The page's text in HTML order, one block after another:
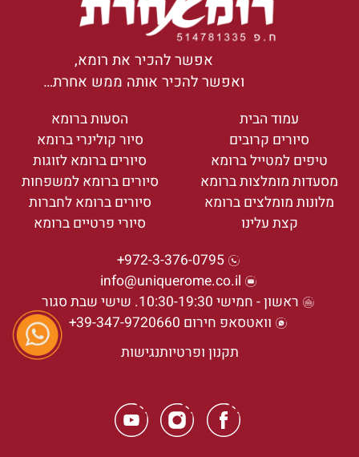
אפשר להכיר את רומא,
ואפשר להכיר אותה ממש אחרת…
עמוד הבית
סיורים קרובים
טיפים למטייל ברומא
מסעדות מומלצות ברומא
מלונות מומלצים ברומא
קצת עלינו
הסעות ברומא
סיור קולינרי ברומא
סיורים ברומא לזוגות
סיורים ברומא למשפחות
סיורים ברומא לחברות
סיורי פרטיים ברומא
972-3-376-0795+
info@uniquerome.co.il
ראשון - חמישי 10:30-19:30. שישי שבת סגור
וואטסאפ חירום 39-347-9720660+
תקנון ופרטיותנגישות